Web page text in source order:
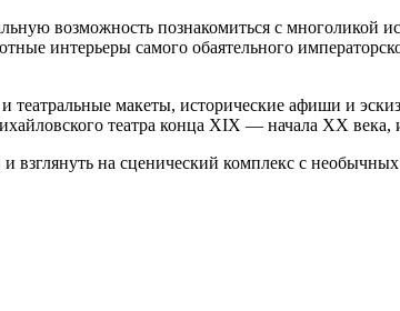
возможность познакомиться с многоликой
интерьеры самого обаятельного
макеты, исторические афиши и
театра конца XIX — начала XX
на сценический комплекс с необычных